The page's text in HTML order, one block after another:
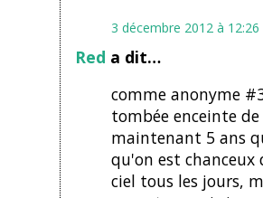
3 décembre 2012 à 12:26
Red a dit…
comme anonyme
tombée enceinte
maintenant 5 ans
qu'on est chanceux
ciel tous les jours,